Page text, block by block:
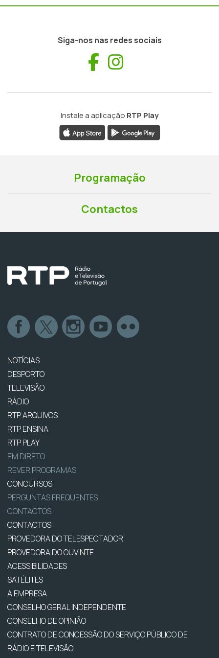
Siga-nos nas redes sociais
Facebook
Instale a aplicação RTP Play
Programação
Contactos
NOTÍCIAS
DESPORTO
TELEVISÃO
RÁDIO
RTP ARQUIVOS
RTP ENSINA
RTP PLAY
EM DIRETO
REVER PROGRAMAS
CONCURSOS
PERGUNTAS FREQUENTES
CONTACTOS
CONTACTOS
PROVEDORA DO TELESPECTADOR
PROVEDORA DO OUVINTE
ACESSIBILIDADES
SATÉLITES
A EMPRESA
CONSELHO GERAL INDEPENDENTE
CONSELHO DE OPINIÃO
CONTRATO DE CONCESSÃO DO SERVIÇO PÚBLICO DE
RÁDIO E TELEVISÃO